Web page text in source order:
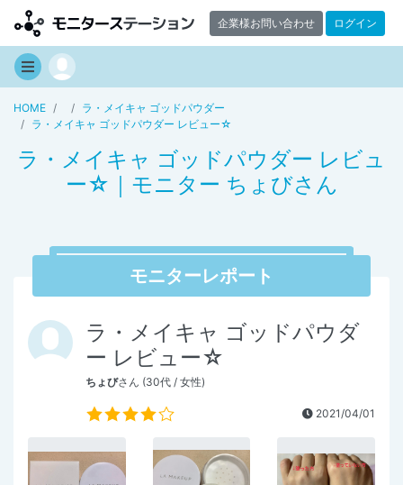
企業様お問い合わせ ログイン
HOME
ラ・メイキャ ゴッドパウダー
ラ・メイキャ ゴッドパウダー レビュー☆
ラ・メイキャ ゴッドパウダー レビュ
ー☆｜モニター ちょびさん
モニターレポート
ラ・メイキャ ゴッドパウダ
ー レビュー☆
ちょびさん (30代 / 女性)
2021/04/01